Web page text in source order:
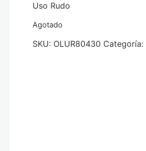
Uso Rudo
Agotado
SKU: OLUR80430 Categoría: